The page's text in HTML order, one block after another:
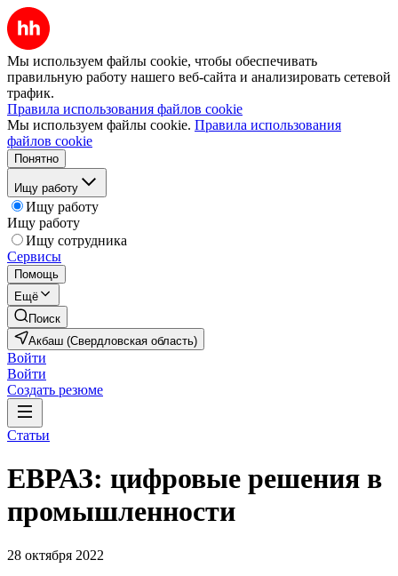
Мы используем файлы cookie, чтобы обеспечивать
правильную работу нашего веб-сайта и анализировать сетевой
трафик.
Правила использования файлов cookie
Мы используем файлы cookie. Правила использования
файлов cookie
Понятно
Ищу работу
Ищу работу
Ищу работу
Ищу сотрудника
Сервисы
Помощь
Ещё
Поиск
Акбаш (Свердловская область)
Войти
Войти
Создать резюме
Статьи
ЕВРАЗ: цифровые решения в
промышленности
28 октября 2022